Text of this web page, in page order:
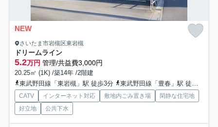
NEW
さいたま市岩槻区東岩槻
ドリームライン
5.2万円 管理/共益費3,000円
20.25㎡ (1K) /築14年 /2階建
東武野田線「東岩槻」駅 徒歩3分
東武野田線「豊春」駅 徒歩15分
CATV インターネット対応 敷地内ごみ置き場
閑静な住宅地
好立地
公共下水